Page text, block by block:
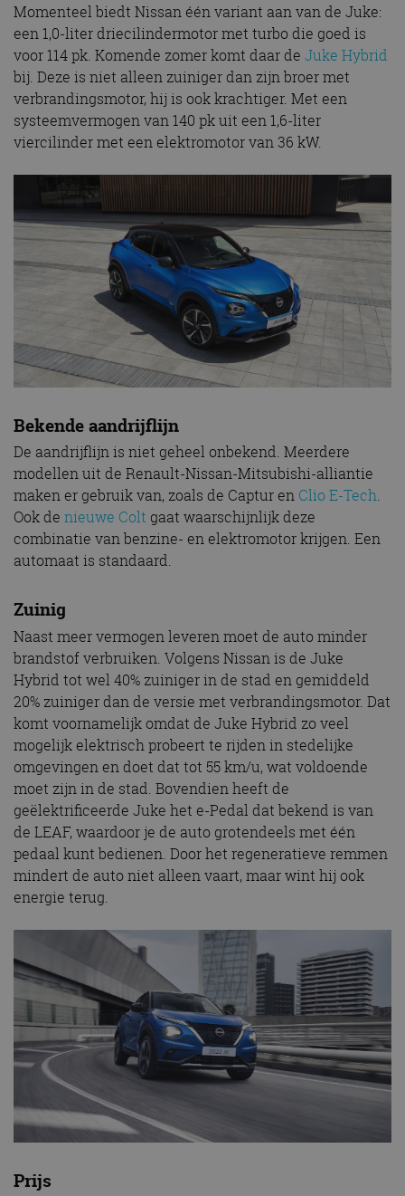
Momenteel biedt Nissan één variant aan van de Juke:
een 1,0-liter driecilindermotor met turbo die goed is
voor 114 pk. Komende zomer komt daar de Juke Hybrid
bij. Deze is niet alleen zuiniger dan zijn broer met
verbrandingsmotor, hij is ook krachtiger. Met een
systeemvermogen van 140 pk uit een 1,6-liter
viercilinder met een elektromotor van 36 kW.
Bekende aandrijflijn
De aandrijflijn is niet geheel onbekend. Meerdere
modellen uit de Renault-Nissan-Mitsubishi-alliantie
maken er gebruik van, zoals de Captur en Clio E-Tech.
Ook de nieuwe Colt gaat waarschijnlijk deze
combinatie van benzine- en elektromotor krijgen. Een
automaat is standaard.
Zuinig
Naast meer vermogen leveren moet de auto minder
brandstof verbruiken. Volgens Nissan is de Juke
Hybrid tot wel 40% zuiniger in de stad en gemiddeld
20% zuiniger dan de versie met verbrandingsmotor. Dat
komt voornamelijk omdat de Juke Hybrid zo veel
mogelijk elektrisch probeert te rijden in stedelijke
omgevingen en doet dat tot 55 km/u, wat voldoende
moet zijn in de stad. Bovendien heeft de
geëlektrificeerde Juke het e-Pedal dat bekend is van
de LEAF, waardoor je de auto grotendeels met één
pedaal kunt bedienen. Door het regeneratieve remmen
mindert de auto niet alleen vaart, maar wint hij ook
energie terug.
Prijs